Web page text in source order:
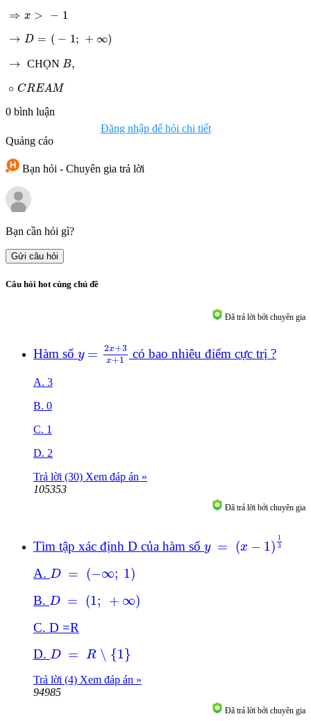
⇒ x > − 1
x >-1
→ D = ( − 1 ; + ∞)
=( +∞
→ CHỌN B,
B,
∘ CREAM
CREAM
0 bình luận
Đăng nhập để hỏi chi tiết
Quảng cáo
Bạn hỏi - Chuyên gia trả lời
Bạn cần hỏi gì?
Gửi câu hỏi
Câu hỏi hot cùng chủ đề
Đã trả lời bởi chuyên gia
Hàm số y = 2x+3
x+1
x+ 3 x
có bao nhiêu điểm cực trị ?
A. 3
B. 0
C. 1
D. 2
Trả lời (30) Xem đáp án »
105353
Đã trả lời bởi chuyên gia
Tìm tập xác định D của hàm số y = (x − 1)
1
3
A. D = (−∞; 1)
D ∞
B. D = (1; + ∞)
D ; +
C. D =R
D. D = R \ {1}
D \ { 1
Trả lời (4) Xem đáp án »
94985
Đã trả lời bởi chuyên gia